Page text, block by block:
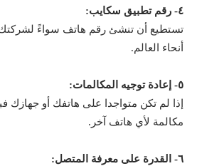
٤- رقم تطبيق سكايب:
تستطيع أن تنشئ رقم هاتف سواءً
أنحاء العالم.
٥- إعادة توجيه المكالمات:
إذا لم تكن متواجدا على هاتفك أو جهازك
مكالمة لأي هاتف آخر.
٦- القدرة على معرفة المتصل: